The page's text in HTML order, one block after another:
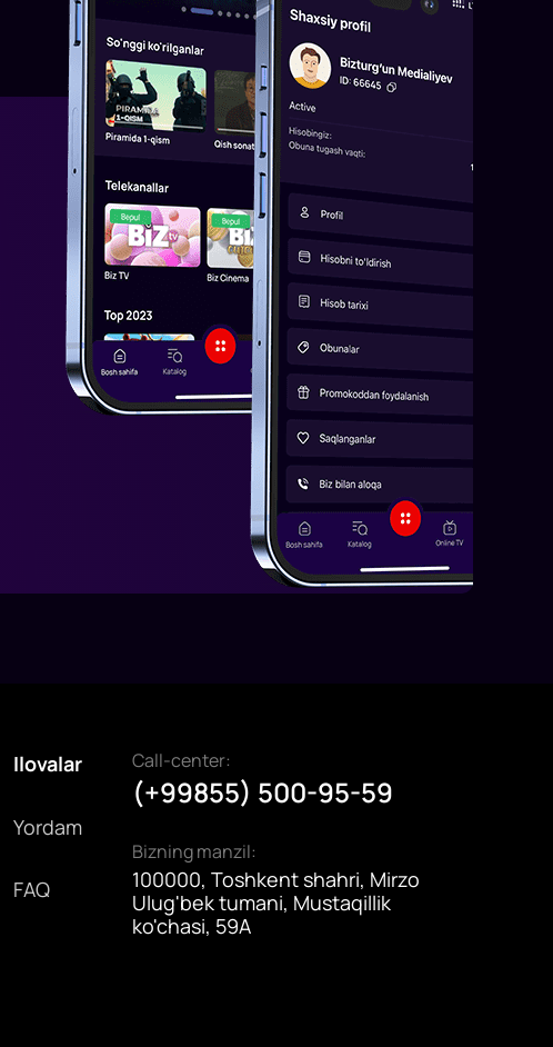
Ilovalar
Yordam
FAQ
Call-center:
(+99855) 500-95-59
Bizning manzil:
100000, Toshkent shahri, Mirzo
Ulug'bek tumani, Mustaqillik
ko'chasi, 59A